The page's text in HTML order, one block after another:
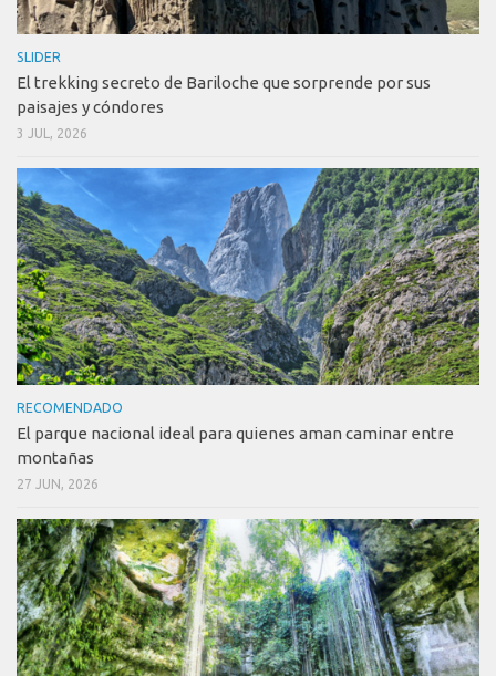
SLIDER
El trekking secreto de Bariloche que sorprende por sus
paisajes y cóndores
3 JUL, 2026
RECOMENDADO
El parque nacional ideal para quienes aman caminar entre
montañas
27 JUN, 2026